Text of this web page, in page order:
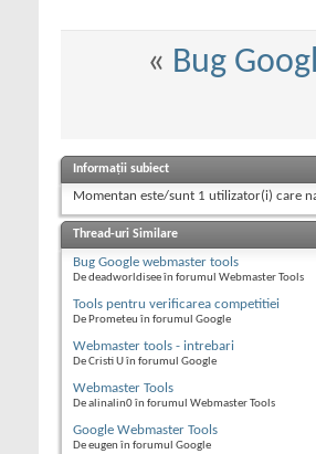
« Bug
Informații subiect
Momentan este/sunt 1 utilizator(i) care
Thread-uri Similare
Bug Google webmaster tools
De deadworldisee în forumul Webmaster Tools
Tools pentru verificarea competitiei
De Prometeu în forumul Google
Webmaster tools - intrebari
De Cristi U în forumul Google
Webmaster Tools
De alinalin0 în forumul Webmaster Tools
Google Webmaster Tools
De eugen în forumul Google